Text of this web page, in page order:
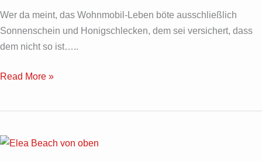
Wer da meint, das Wohnmobil-Leben böte ausschließlich
Sonnenschein und Honigschlecken, dem sei versichert, dass
dem nicht so ist…..
Read More »
Meer